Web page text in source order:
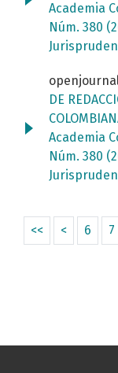
Academia
Núm. 380
DE
Academia
Núm. 380
<< < 6 7